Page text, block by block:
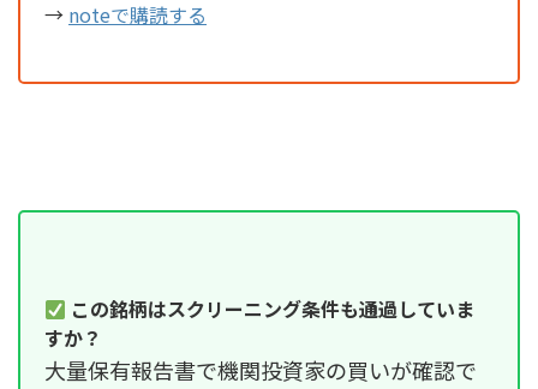
→ noteで購読する
この銘柄はスクリーニング条件も通過していま
すか？
大量保有報告書で機関投資家の買いが確認で